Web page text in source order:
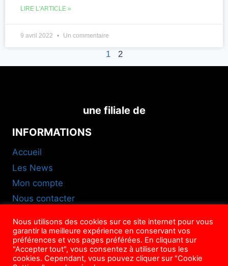
LIRE L'ARTICLE »
9 avril 2022 Un commentaire
1 2
une filiale de
INFORMATIONS
Accueil
Les News
Mon compte
Nous contacter
CGU
NOUS SUIVRE
Nous utilisons des cookies sur ce site internet pour vous
garantir la meilleure expérience en conservant vos
préférences et vos pages préférées. En cliquant sur
"Accepter tout", vous consentez à utiliser tous les
cookies. Cependant, vous pouvez cliquer sur "Cookie